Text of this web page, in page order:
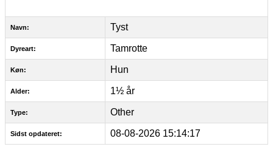
Navn: Tyst
Dyreart: Tamrotte
Køn: Hun
Alder: 1½ år
Type: Other
Sidst opdateret: 08-08-2026 15:14:17